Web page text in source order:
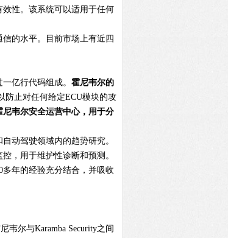
性。该系统可以适用于任何
的水平。目前市场上有近四
亿行代码组成。 霍尼韦尔的
防止对任何给定ECU模块的攻
韦尔安全运营中心，用于分
动驾驶领域内的趋势研究。
，用于维护性诊断和预测。
年的经验充分结合，并吸收
韦尔与Karamba Security之间